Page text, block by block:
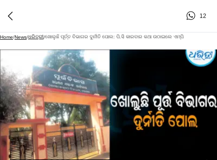
12
Home/News/ଧରିତ୍ରୀ/ଖୋଲୁଛି ପୂର୍ତ୍ତ ବିଭାଗର ଦୁର୍ନୀତି ପୋଲ: ପି.ସି କାରବାର କଥା ଉଠାଇଲେ ଏମ୍‌ପି